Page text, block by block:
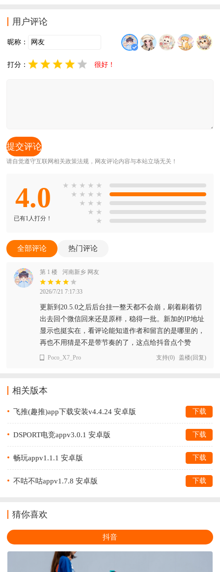
用户评论
昵称：
打分： 很好！
请自觉遵守互联网相关政策法规，网友评论内容与本站立场无关！
4.0
已有1人打分！
★ ★ ★ ★ ★
★ ★ ★ ★
★ ★ ★
★ ★
★
全部评论 热门评论
第 1 楼 河南新乡 网友
2026/7/21 7:17:33
更新到20.5.0之后后台挂一整天都不会崩，刷着刷着切
出去回个微信回来还是原样，稳得一批。新加的IP地址
显示也挺实在，看评论能知道作者和留言的是哪里的，
再也不用猜是不是带节奏的了，这点给抖音点个赞
Poco_X7_Pro 支持(0) 盖楼(回复)
相关版本
飞推(趣推)app下载安装v4.4.24 安卓版 下载
DSPORT电竞appv3.0.1 安卓版 下载
畅玩appv1.1.1 安卓版 下载
不咕不咕appv1.7.8 安卓版 下载
猜你喜欢
抖音